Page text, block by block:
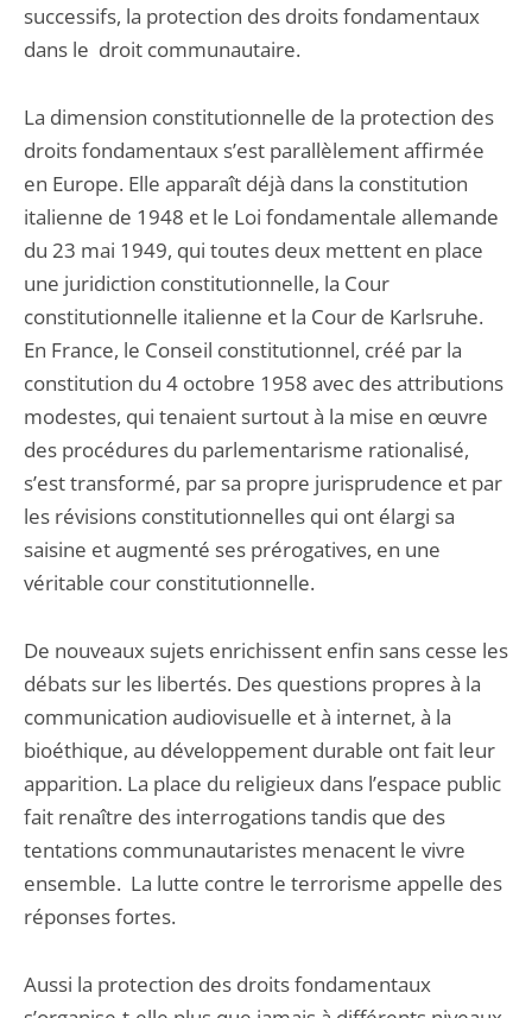
successifs, la protection des droits fondamentaux
dans le droit communautaire.
La dimension constitutionnelle de la protection des
droits fondamentaux s’est parallèlement affirmée
en Europe. Elle apparaît déjà dans la constitution
italienne de 1948 et le Loi fondamentale allemande
du 23 mai 1949, qui toutes deux mettent en place
une juridiction constitutionnelle, la Cour
constitutionnelle italienne et la Cour de Karlsruhe.
En France, le Conseil constitutionnel, créé par la
constitution du 4 octobre 1958 avec des attributions
modestes, qui tenaient surtout à la mise en œuvre
des procédures du parlementarisme rationalisé,
s’est transformé, par sa propre jurisprudence et par
les révisions constitutionnelles qui ont élargi sa
saisine et augmenté ses prérogatives, en une
véritable cour constitutionnelle.
De nouveaux sujets enrichissent enfin sans cesse les
débats sur les libertés. Des questions propres à la
communication audiovisuelle et à internet, à la
bioéthique, au développement durable ont fait leur
apparition. La place du religieux dans l’espace public
fait renaître des interrogations tandis que des
tentations communautaristes menacent le vivre
ensemble. La lutte contre le terrorisme appelle des
réponses fortes.
Aussi la protection des droits fondamentaux